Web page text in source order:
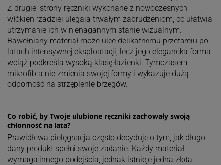
Z drugiej strony ręczniki wykonane z nowoczesnych
włókien rzadziej ulegają trwałym zabrudzeniom, co ułatwia
utrzymanie ich w nienagannym stanie wizualnym.
Bawełniany materiał może ulec delikatnemu przetarciu po
latach intensywnej eksploatacji, lecz jego elegancka forma
wciąż podkreśla wysoką klasę łazienki. Tymczasem
mikrofibra nie zmienia swojej formy i wykazuje dużą
odporność na strzępienie brzegów.
Co robić, by Twoje ulubione ręczniki zachowały swoją
chłonność na lata?
Prawidłowa pielęgnacja często decyduje o tym, jak długo
dany produkt spełni swoje zadanie. Każdy materiał
wymaga innego podejścia, jednak istnieje jedna złota